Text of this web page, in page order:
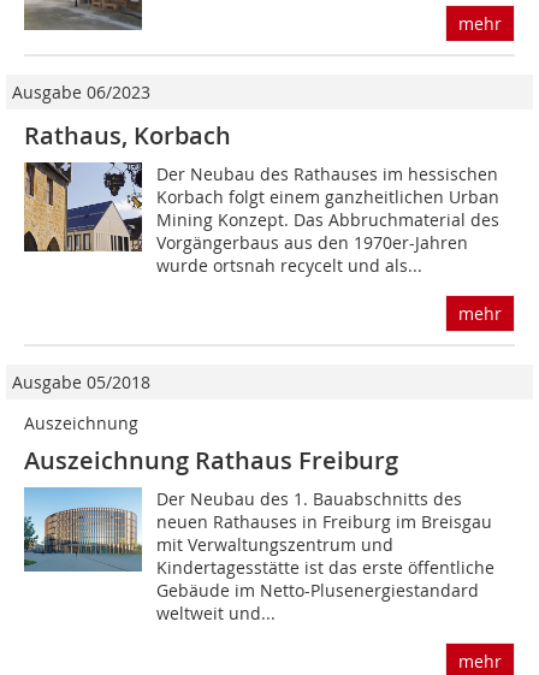
mehr
Ausgabe 06/2023
Rathaus, Korbach
Der Neubau des Rathauses im hessischen
Korbach folgt einem ganzheitlichen Urban
Mining Konzept. Das Abbruchmaterial des
Vorgängerbaus aus den 1970er-Jahren
wurde ortsnah recycelt und als...
mehr
Ausgabe 05/2018
Auszeichnung
Auszeichnung Rathaus Freiburg
Der Neubau des 1. Bauabschnitts des
neuen Rathauses in Freiburg im Breisgau
mit Verwaltungszentrum und
Kindertagesstätte ist das erste öffentliche
Gebäude im Netto-Plusenergiestandard
weltweit und...
mehr